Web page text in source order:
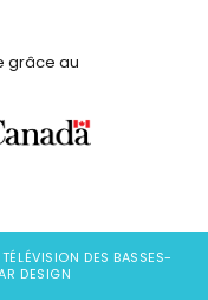
grâce au
DES BASSES-
DESIGN